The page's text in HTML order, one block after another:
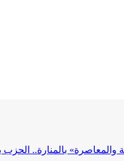
والمعاصرة» بالمنارة..